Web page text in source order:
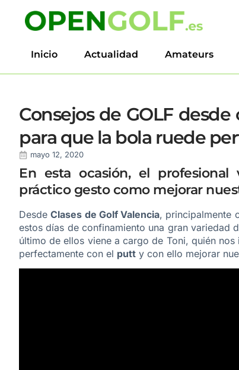
Inicio Actualidad Amateurs
Consejos de GOLF
para que la bola ruede
mayo 12, 2020
En esta ocasión, el
práctico gesto como mejorar
DesdeClases de Golf Valencia, principalmente
estos días de confinamiento una gran variedad
último de ellos viene a cargo de Toni, quién
perfectamente con el putt y con ello mejorar